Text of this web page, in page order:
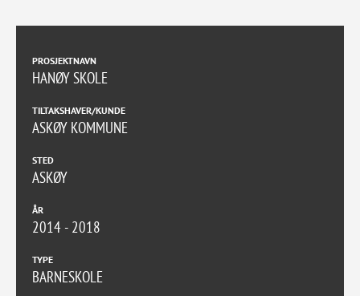
PROSJEKTNAVN
HANØY SKOLE
TILTAKSHAVER/KUNDE
ASKØY KOMMUNE
STED
ASKØY
ÅR
2014 - 2018
TYPE
BARNESKOLE